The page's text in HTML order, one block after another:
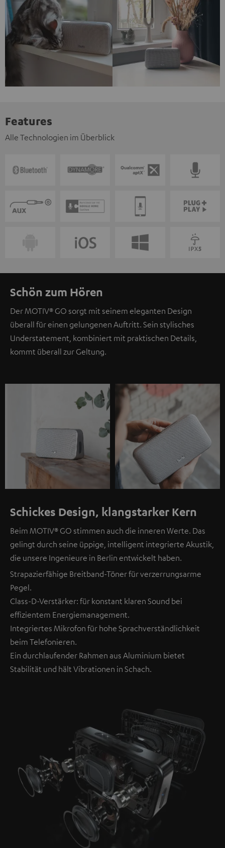
Features
Alle Technologien im Überblick
Schön zum Hören
Der MOTIV® GO sorgt mit seinem eleganten Design
überall für einen gelungenen Auftritt. Sein stylisches
Understatement, kombiniert mit praktischen Details,
kommt überall zur Geltung.
Schickes Design, klangstarker Kern
Beim MOTIV® GO stimmen auch die inneren Werte. Das
gelingt durch seine üppige, intelligent integrierte Akustik,
die unsere Ingenieure in Berlin entwickelt haben.
Strapazierfähige Breitband-Töner für verzerrungsarme
Pegel.
Class-D-Verstärker: für konstant klaren Sound bei
effizientem Energiemanagement.
Integriertes Mikrofon für hohe Sprachverständlichkeit
beim Telefonieren.
Ein durchlaufender Rahmen aus Aluminium bietet
Stabilität und hält Vibrationen in Schach.